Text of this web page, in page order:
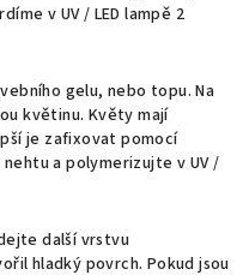
v UV / LED lampě 2
gelu, nebo topu. Na
květinu. Květy mají
je zafixovat pomocí
a polymerizujte v UV /
další vrstvu
hladký povrch. Pokud jsou